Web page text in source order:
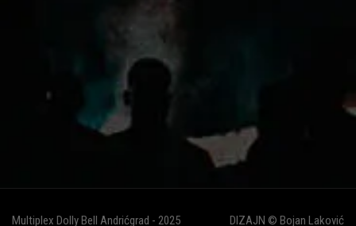
Multiplex Dolly Bell Andrićgrad - 2025 DIZAJN © Bojan Laković